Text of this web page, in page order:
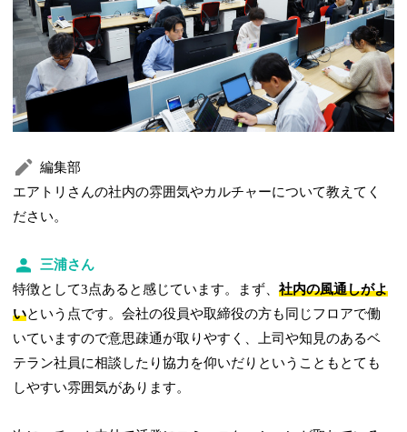
編集部
エアトリさんの社内の雰囲気やカルチャーについて教えてく
ださい。
三浦さん
特徴として3点あると感じています。まず、社内の風通しがよ
いという点です。会社の役員や取締役の方も同じフロアで働
いていますので意思疎通が取りやすく、上司や知見のあるベ
テラン社員に相談したり協力を仰いだりということもとても
しやすい雰囲気があります。